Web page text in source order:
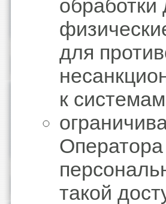
для
к
Оператора
такой